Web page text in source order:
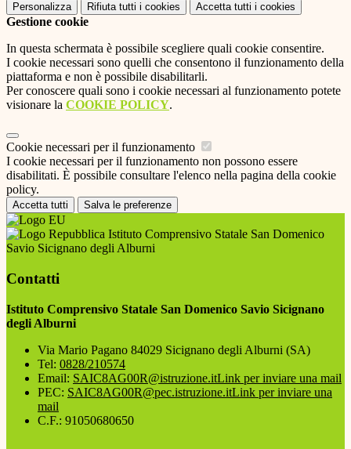
Personalizza Rifiuta tutti i cookies Accetta tutti i cookies
Gestione cookie
In questa schermata è possibile scegliere quali cookie consentire.
I cookie necessari sono quelli che consentono il funzionamento della
piattaforma e non è possibile disabilitarli.
Per conoscere quali sono i cookie necessari al funzionamento potete
visionare la COOKIE POLICY.
Cookie necessari per il funzionamento
I cookie necessari per il funzionamento non possono essere
disabilitati. È possibile consultare l'elenco nella pagina della cookie
policy.
Accetta tutti Salva le preferenze
Istituto Comprensivo Statale San Domenico
Savio Sicignano degli Alburni
Contatti
Istituto Comprensivo Statale San Domenico Savio Sicignano
degli Alburni
Via Mario Pagano 84029 Sicignano degli Alburni (SA)
Tel: 0828/210574
Email: SAIC8AG00R@istruzione.itLink per inviare una mail
PEC: SAIC8AG00R@pec.istruzione.itLink per inviare una
mail
C.F.: 91050680650